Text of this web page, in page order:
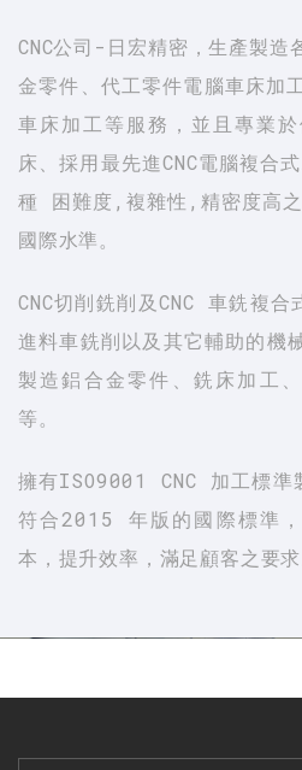
CNC公司-日宏精密，生產製造
金零件、代工零件電腦車床加
車床加工等服務，並且專業
床、採用最先進CNC電腦複合
種 困難度,複雜性,精密度高
國際水準。
CNC切削銑削及CNC 車銑複
進料車銑削以及其它輔助的
製造鋁合金零件、銑床加工
等。
擁有ISO9001 CNC 加工標準
符合2015 年版的國際標準
本，提升效率，滿足顧客之要求